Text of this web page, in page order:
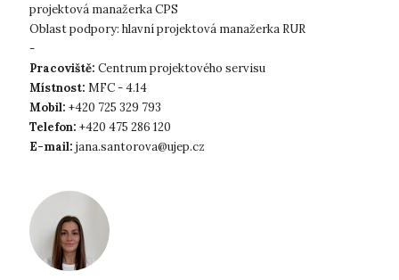
projektová manažerka CPS
Oblast podpory: hlavní projektová manažerka RUR
-
Pracoviště: Centrum projektového servisu
Místnost: MFC - 4.14
Mobil: +420 725 329 793
Telefon: +420 475 286 120
E-mail: jana.santorova@ujep.cz